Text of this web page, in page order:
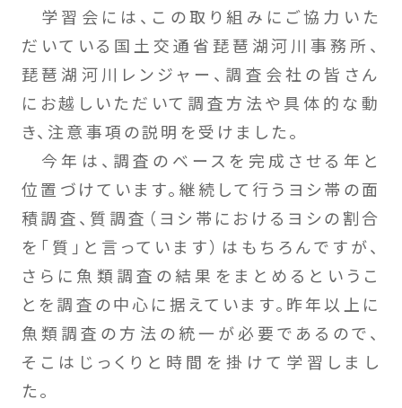
学習会には、この取り組みにご協力いた
だいている国土交通省琵琶湖河川事務所、
琵琶湖河川レンジャー、調査会社の皆さん
にお越しいただいて調査方法や具体的な動
き、注意事項の説明を受けました。
今年は、調査のベースを完成させる年と
位置づけています。継続して行うヨシ帯の面
積調査、質調査（ヨシ帯におけるヨシの割合
を「質」と言っています）はもちろんですが、
さらに魚類調査の結果をまとめるというこ
とを調査の中心に据えています。昨年以上に
魚類調査の方法の統一が必要であるので、
そこはじっくりと時間を掛けて学習しまし
た。